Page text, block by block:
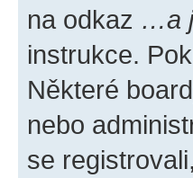
na odkaz …a
instrukce.
Některé
nebo
se